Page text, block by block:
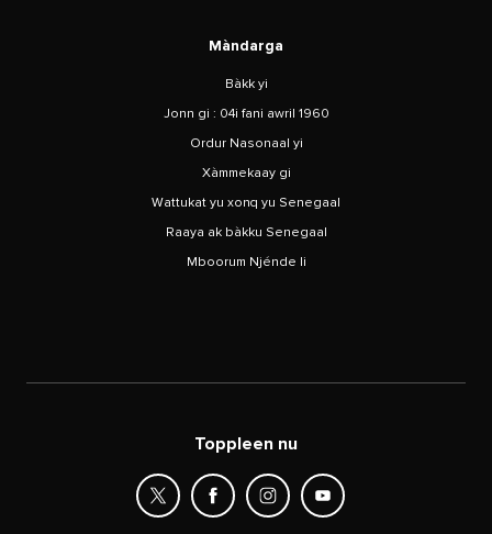
Màndarga
Bàkk yi
Jonn gi : 04i fani awril 1960
Ordur Nasonaal yi
Xàmmekaay gi
Wattukat yu xonq yu Senegaal
Raaya ak bàkku Senegaal
Mboorum Njénde li
Toppleen nu